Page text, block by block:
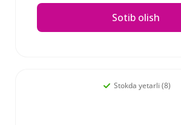
Sotib olish
Stokda yetarli (8)